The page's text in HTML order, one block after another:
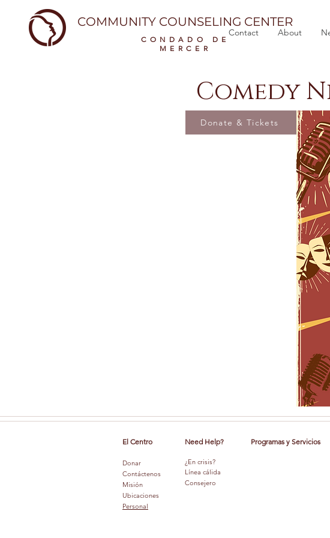
COMMUNITY COUNSELING CENTER
CONDADO DE
MERCER
Contact About
Comedy
Donate & Tickets
El Centro
Donar
Contáctenos
Misión
Ubicaciones
Personal
Need Help?
¿En crisis?
Línea cálida
Consejero
Programas y Servicios